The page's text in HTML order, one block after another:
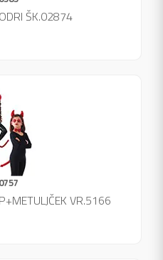
ŠK.02874
VR.5166